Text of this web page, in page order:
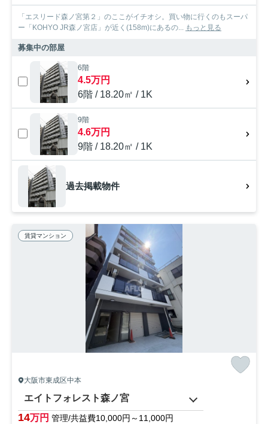
「エスリード森ノ宮第２」のここがイチオシ。買い物に行くのもスーパ
ー「KOHYO JR森ノ宮店」が近く(158m)にあるの... もっと見る
募集中の部屋
6階
4.5万円
6階 / 18.20㎡ / 1K
9階
4.6万円
9階 / 18.20㎡ / 1K
過去掲載物件
賃貸マンション
大阪市東成区中本
エイトフォレスト森ノ宮
14万円 管理/共益費10,000円～11,000円